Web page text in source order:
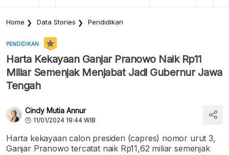
Home Data Stories Pendidikan
PENDIDIKAN
Harta Kekayaan Ganjar Pranowo Naik Rp11
Miliar Semenjak Menjabat Jadi Gubernur Jawa
Tengah
Cindy Mutia Annur
11/01/2024 19:44 WIB
Harta kekayaan calon presiden (capres) nomor urut 3,
Ganjar Pranowo tercatat naik Rp11,62 miliar semenjak